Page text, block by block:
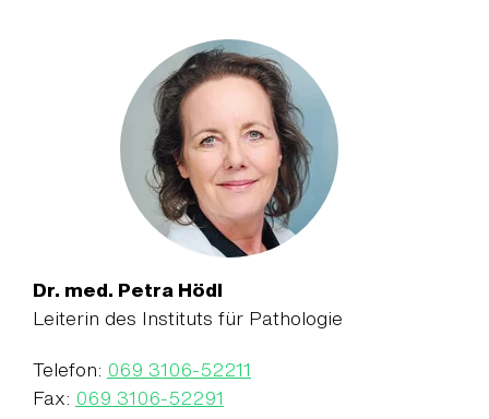
Dr. med. Petra Hödl
Leiterin des Instituts für Pathologie
Telefon: 069 3106-52211
Fax: 069 3106-52291